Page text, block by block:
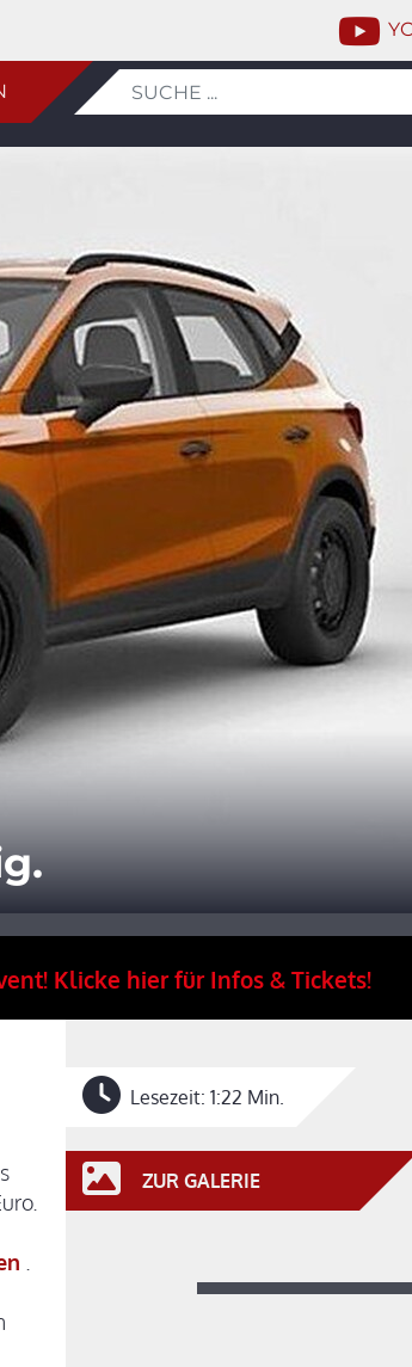
Klicke hier für Infos & Tickets!
Lesezeit: 1:22 Min.
ZUR GALERIE